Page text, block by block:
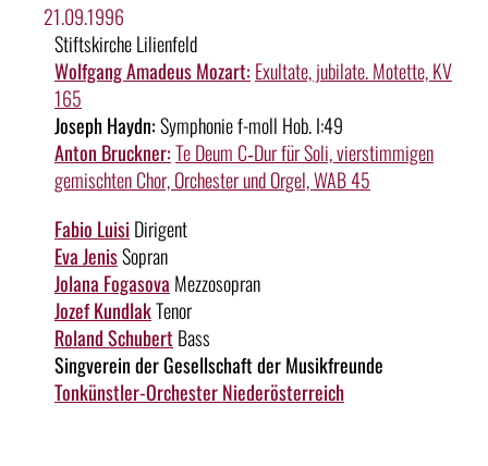
21.09.1996
Stiftskirche Lilienfeld
Wolfgang Amadeus Mozart: Exultate, jubilate. Motette, KV
165
Joseph Haydn:Symphonie f-moll Hob. I:49
Anton Bruckner:Te Deum C‑Dur für Soli, vierstimmigen
gemischten Chor, Orchester und Orgel, WAB 45
Fabio Luisi Dirigent
Eva JenisSopran
Jolana Fogasova Mezzosopran
Jozef KundlakTenor
Roland Schubert Bass
Singverein der Gesellschaft der Musikfreunde
Tonkünstler-Orchester Niederösterreich